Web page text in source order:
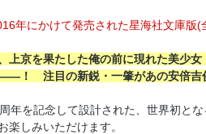
年にかけて発売された星海社文庫版(
上京を果たした俺の前に現れた美少
！ 注目の新鋭・一肇があの安倍吉
年を記念して設計された、世界初と
楽しみいただけます。